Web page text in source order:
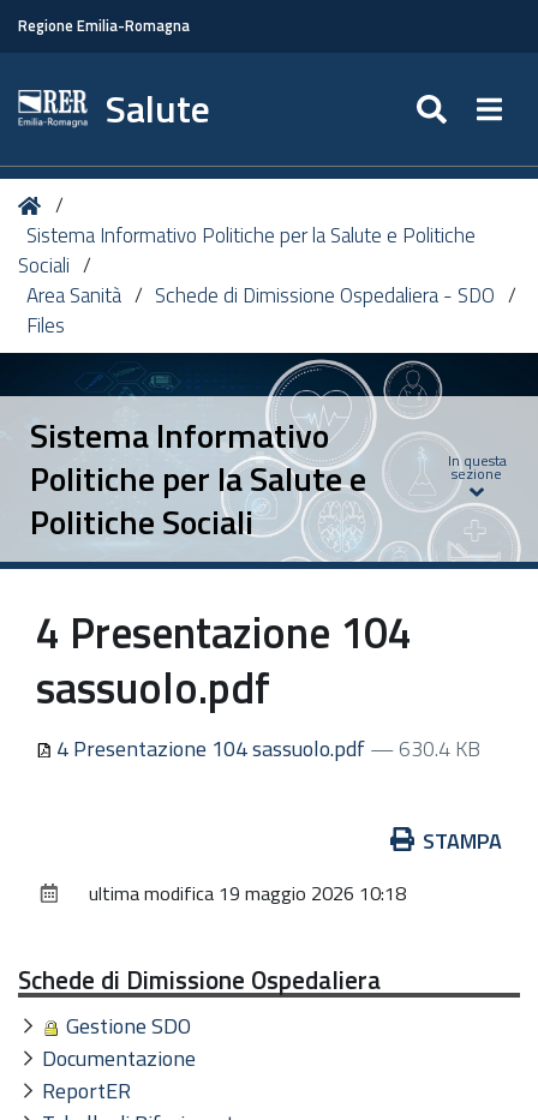
Regione Emilia-Romagna
Salute
Tu
sei
qui:
Home
Sistema Informativo Politiche per la Salute e Politiche
Sociali
Area Sanità
Schede di Dimissione Ospedaliera - SDO
Files
Sistema Informativo
Politiche per la Salute e
Politiche Sociali
In questa
sezione
4 Presentazione 104
sassuolo.pdf
4 Presentazione 104 sassuolo.pdf— 630.4 KB
documento
STAMPA
ultima modifica 19 maggio 2026 10:18
Schede di Dimissione Ospedaliera
Gestione SDO
Documentazione
ReportER